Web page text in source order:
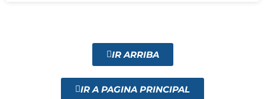
IR ARRIBA
IR A PAGINA PRINCIPAL